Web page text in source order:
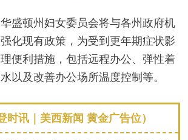
盛顿州妇女委员会将与各州政府机
化现有政策，为受到更年期症状影
便利措施，包括远程办公、弹性着
以及改善办公场所温度控制等。
时讯｜美西新闻 黄金广告位）